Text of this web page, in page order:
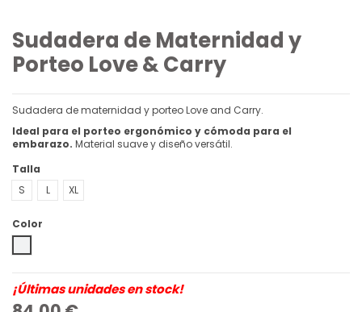
Sudadera de Maternidad y
Porteo Love & Carry
Sudadera de maternidad y porteo Love and Carry.
Ideal para el porteo ergonómico y cómoda para el
embarazo. Material suave y diseño versátil.
Talla
S
L XL
Color
¡Últimas unidades en stock!